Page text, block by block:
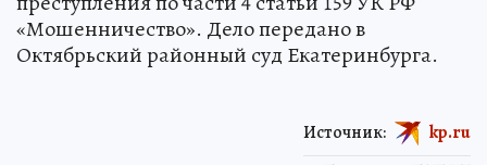
«Мошенничество». Дело передано в
Октябрьский районный суд Екатеринбурга.
Источник: kp.ru